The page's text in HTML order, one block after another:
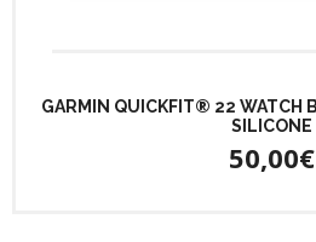
GARMIN QUICKFIT® 22 WATCH
SILICONE
50,00€